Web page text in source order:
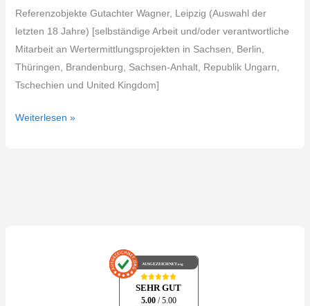
Referenzobjekte Gutachter Wagner, Leipzig (Auswahl der
letzten 18 Jahre) [selbständige Arbeit und/oder verantwortliche
Mitarbeit an Wertermittlungsprojekten in Sachsen, Berlin,
Thüringen, Brandenburg, Sachsen-Anhalt, Republik Ungarn,
Tschechien und United Kingdom]
Markkleeberg
Weiterlesen »
AUSGEZEICHNET.org
SEHR GUT
5.00 / 5.00